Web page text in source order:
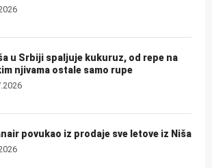
u Srbiji spaljuje kukuruz, od repe na
njivama ostale samo rupe
povukao iz prodaje sve letove iz Niša